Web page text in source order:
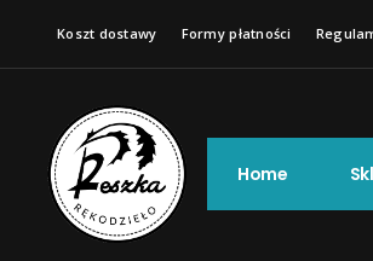
Koszt dostawy Formy płatności
Home